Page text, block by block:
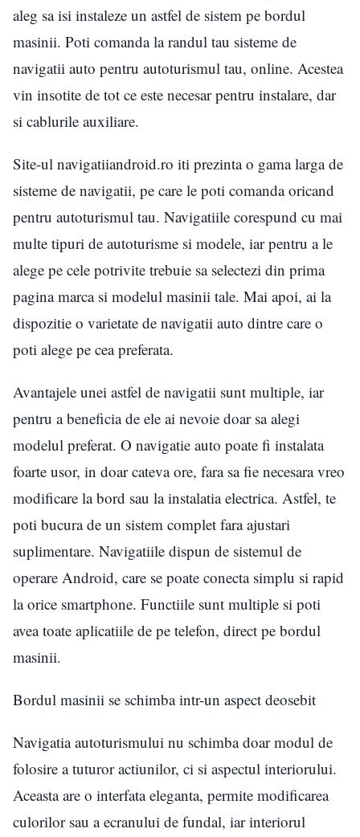
aleg sa isi instaleze un astfel de sistem pe bordul
masinii. Poti comanda la randul tau sisteme de
navigatii auto pentru autoturismul tau, online. Acestea
vin insotite de tot ce este necesar pentru instalare, dar
si cablurile auxiliare.
Site-ul navigatiiandroid.ro iti prezinta o gama larga de
sisteme de navigatii, pe care le poti comanda oricand
pentru autoturismul tau. Navigatiile corespund cu mai
multe tipuri de autoturisme si modele, iar pentru a le
alege pe cele potrivite trebuie sa selectezi din prima
pagina marca si modelul masinii tale. Mai apoi, ai la
dispozitie o varietate de navigatii auto dintre care o
poti alege pe cea preferata.
Avantajele unei astfel de navigatii sunt multiple, iar
pentru a beneficia de ele ai nevoie doar sa alegi
modelul preferat. O navigatie auto poate fi instalata
foarte usor, in doar cateva ore, fara sa fie necesara vreo
modificare la bord sau la instalatia electrica. Astfel, te
poti bucura de un sistem complet fara ajustari
suplimentare. Navigatiile dispun de sistemul de
operare Android, care se poate conecta simplu si rapid
la orice smartphone. Functiile sunt multiple si poti
avea toate aplicatiile de pe telefon, direct pe bordul
masinii.
Bordul masinii se schimba intr-un aspect deosebit
Navigatia autoturismului nu schimba doar modul de
folosire a tuturor actiunilor, ci si aspectul interiorului.
Aceasta are o interfata eleganta, permite modificarea
culorilor sau a ecranului de fundal, iar interiorul